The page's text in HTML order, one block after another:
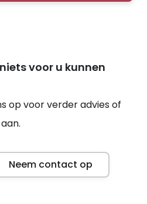
voor u kunnen
op voor verder advies of
Neem contact op